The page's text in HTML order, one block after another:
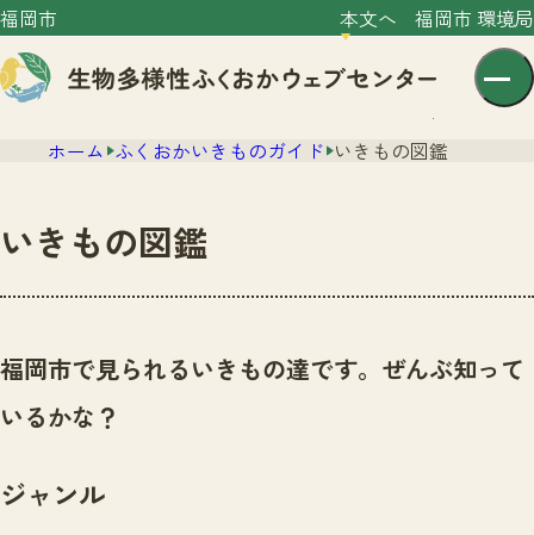
福岡市 本文へ 福岡市 環境局
センター紹介
センター紹介TOP
サイトポリシー
ニュース
いきものガイド
イベント
ホーム ふくおかいきものガイド いきもの図鑑
いきもの図鑑
福岡市で見られるいきもの達です。ぜんぶ知って
いるかな？
ジャンル